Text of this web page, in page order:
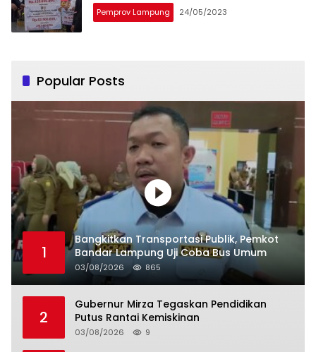
Pemprov Lampung 24/05/2023
Popular Posts
1
Bangkitkan Transportasi Publik, Pemkot
Bandar Lampung Uji Coba Bus Umum
03/08/2026 865
2
Gubernur Mirza Tegaskan Pendidikan
Putus Rantai Kemiskinan
03/08/2026 9